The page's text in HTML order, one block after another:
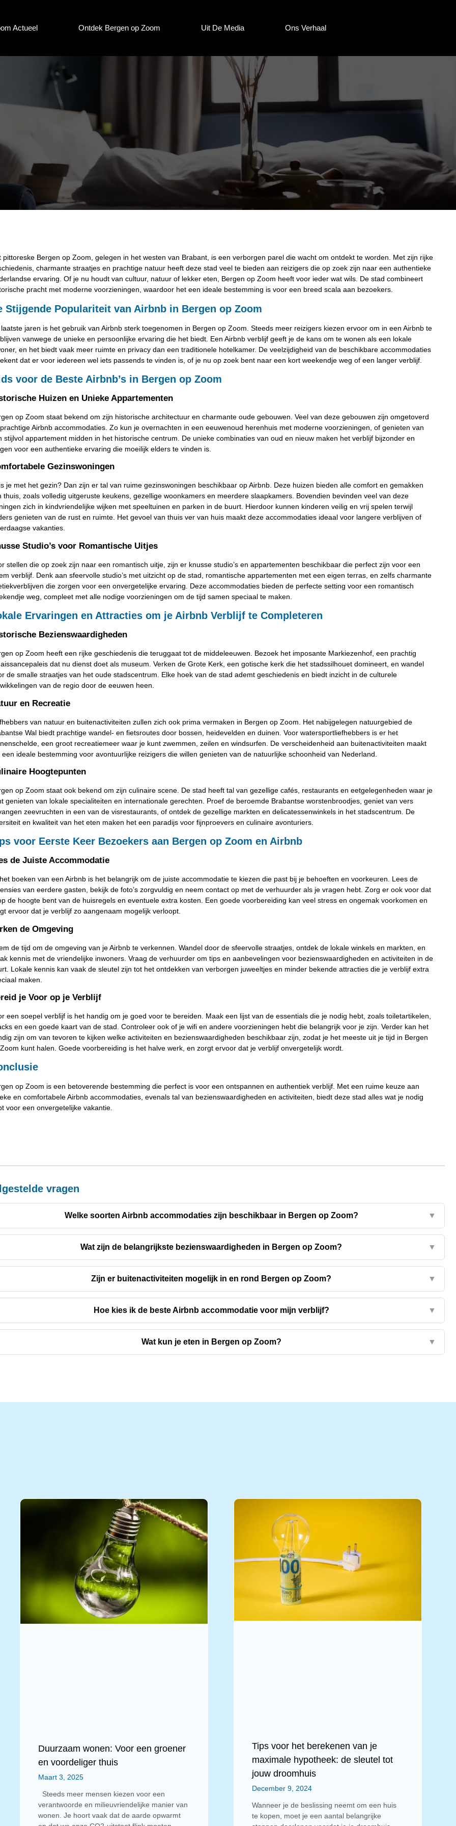
Actueel Ontdek Bergen op Zoom Uit De Media Ons Verhaal
pittoreske Bergen op Zoom, gelegen in het westen van Brabant, is een verborgen parel die wacht om ontdekt te worden. Met zijn rijke
charmante straatjes en prachtige natuur heeft deze stad veel te bieden aan reizigers die op zoek zijn naar een authentieke
ervaring. Of je nu houdt van cultuur, natuur of lekker eten, Bergen op Zoom heeft voor ieder wat wils. De stad combineert
pracht met moderne voorzieningen, waardoor het een ideale bestemming is voor een breed scala aan bezoekers.
Stijgende Populariteit van Airbnb in Bergen op Zoom
jaren is het gebruik van Airbnb sterk toegenomen in Bergen op Zoom. Steeds meer reizigers kiezen ervoor om in een Airbnb te
vanwege de unieke en persoonlijke ervaring die het biedt. Een Airbnb verblijf geeft je de kans om te wonen als een lokale
en het biedt vaak meer ruimte en privacy dan een traditionele hotelkamer. De veelzijdigheid van de beschikbare accommodaties
dat er voor iedereen wel iets passends te vinden is, of je nu op zoek bent naar een kort weekendje weg of een langer verblijf.
voor de Beste Airbnb’s in Bergen op Zoom
Huizen en Unieke Appartementen
op Zoom staat bekend om zijn historische architectuur en charmante oude gebouwen. Veel van deze gebouwen zijn omgetoverd
Airbnb accommodaties. Zo kun je overnachten in een eeuwenoud herenhuis met moderne voorzieningen, of genieten van
stijlvol appartement midden in het historische centrum. De unieke combinaties van oud en nieuw maken het verblijf bijzonder en
voor een authentieke ervaring die moeilijk elders te vinden is.
Gezinswoningen
je met het gezin? Dan zijn er tal van ruime gezinswoningen beschikbaar op Airbnb. Deze huizen bieden alle comfort en gemakken
thuis, zoals volledig uitgeruste keukens, gezellige woonkamers en meerdere slaapkamers. Bovendien bevinden veel van deze
zich in kindvriendelijke wijken met speeltuinen en parken in de buurt. Hierdoor kunnen kinderen veilig en vrij spelen terwijl
genieten van de rust en ruimte. Het gevoel van thuis ver van huis maakt deze accommodaties ideaal voor langere verblijven of
vakanties.
Studio’s voor Romantische Uitjes
stellen die op zoek zijn naar een romantisch uitje, zijn er knusse studio’s en appartementen beschikbaar die perfect zijn voor een
verblijf. Denk aan sfeervolle studio’s met uitzicht op de stad, romantische appartementen met een eigen terras, en zelfs charmante
die zorgen voor een onvergetelijke ervaring. Deze accommodaties bieden de perfecte setting voor een romantisch
weg, compleet met alle nodige voorzieningen om de tijd samen speciaal te maken.
Ervaringen en Attracties om je Airbnb Verblijf te Completeren
Bezienswaardigheden
op Zoom heeft een rijke geschiedenis die teruggaat tot de middeleeuwen. Bezoek het imposante Markiezenhof, een prachtig
dat nu dienst doet als museum. Verken de Grote Kerk, een gotische kerk die het stadssilhouet domineert, en wandel
de smalle straatjes van het oude stadscentrum. Elke hoek van de stad ademt geschiedenis en biedt inzicht in de culturele
van de regio door de eeuwen heen.
en Recreatie
van natuur en buitenactiviteiten zullen zich ook prima vermaken in Bergen op Zoom. Het nabijgelegen natuurgebied de
Wal biedt prachtige wandel- en fietsroutes door bossen, heidevelden en duinen. Voor watersportliefhebbers is er het
een groot recreatiemeer waar je kunt zwemmen, zeilen en windsurfen. De verscheidenheid aan buitenactiviteiten maakt
een ideale bestemming voor avontuurlijke reizigers die willen genieten van de natuurlijke schoonheid van Nederland.
Hoogtepunten
op Zoom staat ook bekend om zijn culinaire scene. De stad heeft tal van gezellige cafés, restaurants en eetgelegenheden waar je
genieten van lokale specialiteiten en internationale gerechten. Proef de beroemde Brabantse worstenbroodjes, geniet van vers
zeevruchten in een van de visrestaurants, of ontdek de gezellige markten en delicatessenwinkels in het stadscentrum. De
en kwaliteit van het eten maken het een paradijs voor fijnproevers en culinaire avonturiers.
voor Eerste Keer Bezoekers aan Bergen op Zoom en Airbnb
de Juiste Accommodatie
boeken van een Airbnb is het belangrijk om de juiste accommodatie te kiezen die past bij je behoeften en voorkeuren. Lees de
van eerdere gasten, bekijk de foto’s zorgvuldig en neem contact op met de verhuurder als je vragen hebt. Zorg er ook voor dat
de hoogte bent van de huisregels en eventuele extra kosten. Een goede voorbereiding kan veel stress en ongemak voorkomen en
ervoor dat je verblijf zo aangenaam mogelijk verloopt.
de Omgeving
de tijd om de omgeving van je Airbnb te verkennen. Wandel door de sfeervolle straatjes, ontdek de lokale winkels en markten, en
kennis met de vriendelijke inwoners. Vraag de verhuurder om tips en aanbevelingen voor bezienswaardigheden en activiteiten in de
Lokale kennis kan vaak de sleutel zijn tot het ontdekken van verborgen juweeltjes en minder bekende attracties die je verblijf extra
maken.
je Voor op je Verblijf
een soepel verblijf is het handig om je goed voor te bereiden. Maak een lijst van de essentials die je nodig hebt, zoals toiletartikelen,
en een goede kaart van de stad. Controleer ook of je wifi en andere voorzieningen hebt die belangrijk voor je zijn. Verder kan het
zijn om van tevoren te kijken welke activiteiten en bezienswaardigheden beschikbaar zijn, zodat je het meeste uit je tijd in Bergen
kunt halen. Goede voorbereiding is het halve werk, en zorgt ervoor dat je verblijf onvergetelijk wordt.
op Zoom is een betoverende bestemming die perfect is voor een ontspannen en authentiek verblijf. Met een ruime keuze aan
en comfortabele Airbnb accommodaties, evenals tal van bezienswaardigheden en activiteiten, biedt deze stad alles wat je nodig
voor een onvergetelijke vakantie.
vragen
Welke soorten Airbnb accommodaties zijn beschikbaar in Bergen op Zoom? ▼
Wat zijn de belangrijkste bezienswaardigheden in Bergen op Zoom? ▼
Zijn er buitenactiviteiten mogelijk in en rond Bergen op Zoom? ▼
Hoe kies ik de beste Airbnb accommodatie voor mijn verblijf? ▼
Wat kun je eten in Bergen op Zoom? ▼
Duurzaam wonen: Voor een groener
en voordeliger thuis
Maart 3, 2025
Steeds meer mensen kiezen voor een
verantwoorde en milieuvriendelijke manier van
wonen. Je hoort vaak dat de aarde opwarmt
Tips voor het berekenen van je
maximale hypotheek: de sleutel tot
jouw droomhuis
December 9, 2024
Wanneer je de beslissing neemt om een huis
te kopen, moet je een aantal belangrijke